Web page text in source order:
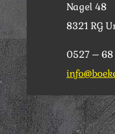
Nagel 48
8321 RG
0527 – 68